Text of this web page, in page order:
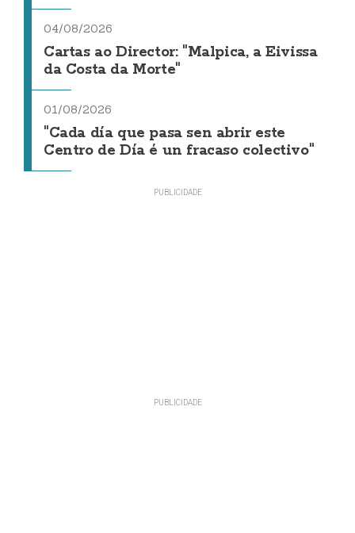
04/08/2026
Cartas ao Director: "Malpica, a Eivissa
da Costa da Morte"
01/08/2026
"Cada día que pasa sen abrir este
Centro de Día é un fracaso colectivo"